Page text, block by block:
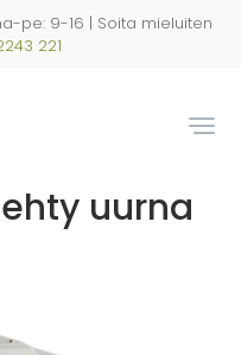
pe: 9-16 | Soita mieluiten
221
uurna